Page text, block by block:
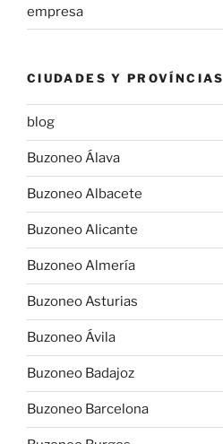
empresa
CIUDADES Y PROVÍNCIAS
blog
Buzoneo Álava
Buzoneo Albacete
Buzoneo Alicante
Buzoneo Almería
Buzoneo Asturias
Buzoneo Ávila
Buzoneo Badajoz
Buzoneo Barcelona